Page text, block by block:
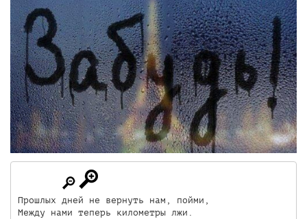
Прошлых дней не вернуть нам, пойми,
Между нами теперь километры лжи.